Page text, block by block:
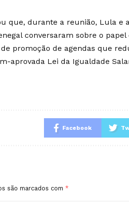
que, durante a reunião, Lula e
conversaram sobre o
promoção de agendas que
aprovada Lei da Igualdade
Facebook
são marcados com *